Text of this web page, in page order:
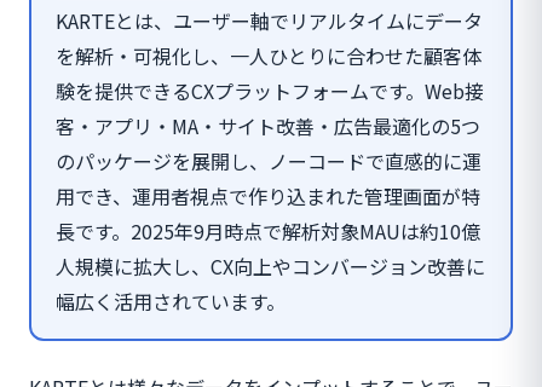
KARTEとは、ユーザー軸でリアルタイムにデータ
を解析・可視化し、一人ひとりに合わせた顧客体
験を提供できるCXプラットフォームです。Web接
客・アプリ・MA・サイト改善・広告最適化の5つ
のパッケージを展開し、ノーコードで直感的に運
用でき、運用者視点で作り込まれた管理画面が特
長です。2025年9月時点で解析対象MAUは約10億
人規模に拡大し、CX向上やコンバージョン改善に
幅広く活用されています。